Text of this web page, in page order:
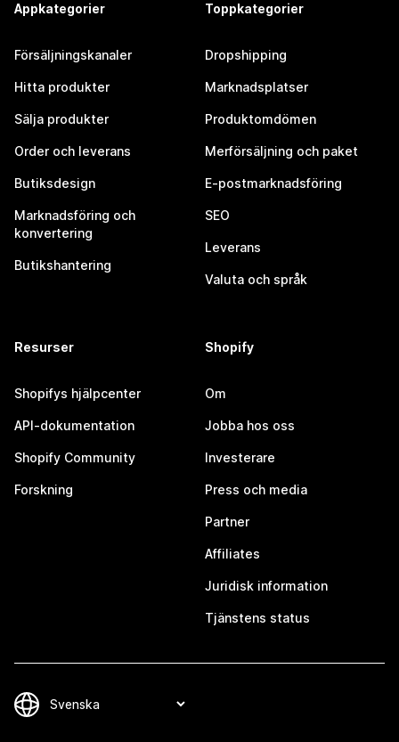
Appkategorier
Försäljningskanaler
Hitta produkter
Sälja produkter
Order och leverans
Butiksdesign
Marknadsföring och
konvertering
Butikshantering
Toppkategorier
Dropshipping
Marknadsplatser
Produktomdömen
Merförsäljning och paket
E-postmarknadsföring
SEO
Leverans
Valuta och språk
Resurser
Shopifys hjälpcenter
API-dokumentation
Shopify Community
Forskning
Shopify
Om
Jobba hos oss
Investerare
Press och media
Partner
Affiliates
Juridisk information
Tjänstens status